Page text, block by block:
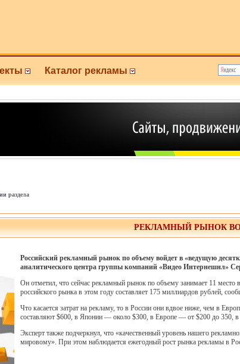
Каталог рекламы
раздела
РЕКЛАМНЫЙ РЫНОК
Российский рекламный рынок по объему войдет в «ведущую
аналитического центра группы компаний «Видео Интернешнл»
Он отметил, что сейчас рекламный рынок по объему занимает 11
российского рынка в этом году составляет 175 миллиардов рублей,
Что касается затрат на рекламу, то в России они вдвое ниже, чем в
составляют $600, в Японии — около $300, в Европе — от $200 до
Эксперт также подчеркнул, что «качественный уровень нашего
мировому». При этом наблюдается ежегодный рост рынка рекламы в